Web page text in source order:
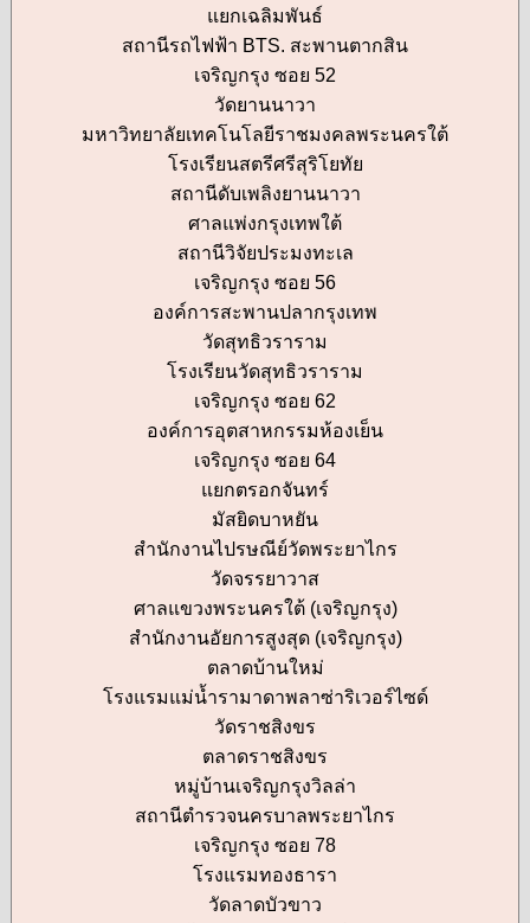
แยกเฉลิมพันธ์
สถานีรถไฟฟ้า BTS. สะพานตากสิน
เจริญกรุง ซอย 52
วัดยานนาวา
มหาวิทยาลัยเทคโนโลยีราชมงคลพระนครใต้
โรงเรียนสตรีศรีสุริโยทัย
สถานีดับเพลิงยานนาวา
ศาลแพ่งกรุงเทพใต้
สถานีวิจัยประมงทะเล
เจริญกรุง ซอย 56
องค์การสะพานปลากรุงเทพ
วัดสุทธิวราราม
โรงเรียนวัดสุทธิวราราม
เจริญกรุง ซอย 62
องค์การอุตสาหกรรมห้องเย็น
เจริญกรุง ซอย 64
แยกตรอกจันทร์
มัสยิดบาหยัน
สำนักงานไปรษณีย์วัดพระยาไกร
วัดจรรยาวาส
ศาลแขวงพระนครใต้ (เจริญกรุง)
สำนักงานอัยการสูงสุด (เจริญกรุง)
ตลาดบ้านใหม่
โรงแรมแม่น้ำรามาดาพลาซ่าริเวอร์ไซด์
วัดราชสิงขร
ตลาดราชสิงขร
หมู่บ้านเจริญกรุงวิลล่า
สถานีตำรวจนครบาลพระยาไกร
เจริญกรุง ซอย 78
โรงแรมทองธารา
วัดลาดบัวขาว